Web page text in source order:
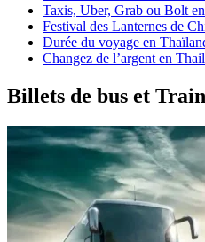
Taxis, Uber, Grab ou Bolt
Festival des Lanternes de
Durée du voyage en
Changez de l’argent en
Billets de bus et Train